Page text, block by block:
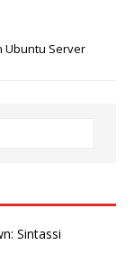
Ubuntu Server
Sintassi